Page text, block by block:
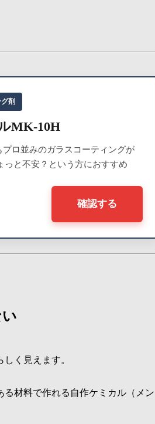
剤
MK-10H
ロ並みのガラスコーティングが
っと不安？という方におすすめ
確認する
く見えます。
材料で作れる自作ケミカル（メン